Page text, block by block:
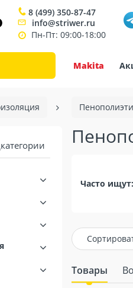
8 (499) 350-87-47
info@striwer.ru
Пн-Пт: 09:00-18:00
Makita
Часто ищут:
Товары